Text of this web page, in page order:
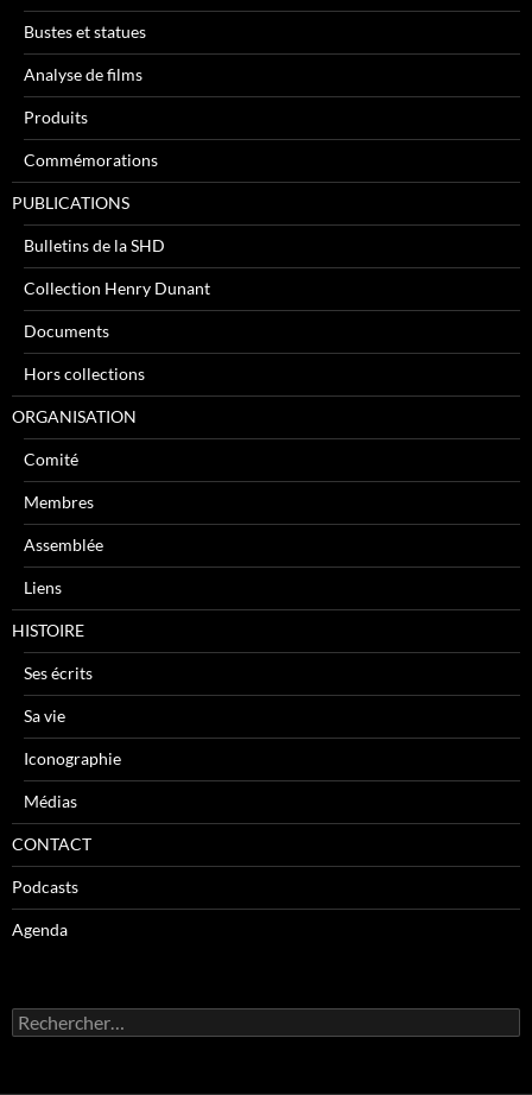
Bustes et statues
Analyse de films
Produits
Commémorations
PUBLICATIONS
Bulletins de la SHD
Collection Henry Dunant
Documents
Hors collections
ORGANISATION
Comité
Membres
Assemblée
Liens
HISTOIRE
Ses écrits
Sa vie
Iconographie
Médias
CONTACT
Podcasts
Agenda
R
e